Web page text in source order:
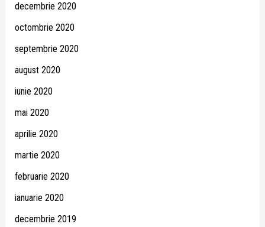
decembrie 2020
octombrie 2020
septembrie 2020
august 2020
iunie 2020
mai 2020
aprilie 2020
martie 2020
februarie 2020
ianuarie 2020
decembrie 2019